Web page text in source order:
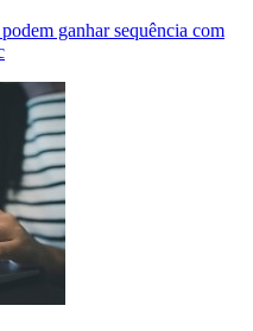
ganhar sequência com